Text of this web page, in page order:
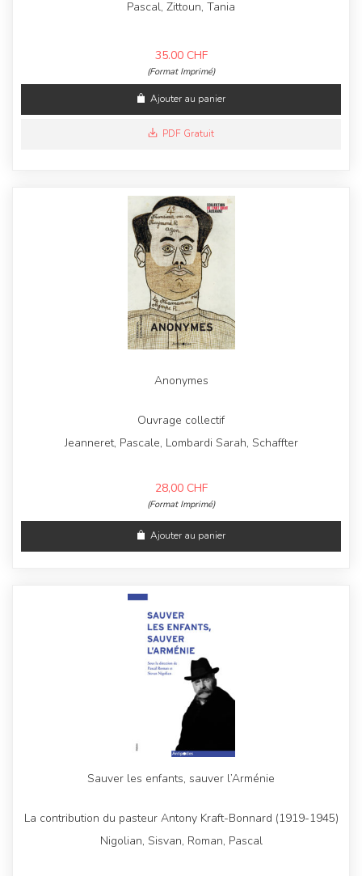
Pascal, Zittoun, Tania
35.00 CHF
(Format Imprimé)
Ajouter au panier
PDF Gratuit
Anonymes
Ouvrage collectif
Jeanneret, Pascale, Lombardi Sarah, Schaffter
28,00 CHF
(Format Imprimé)
Ajouter au panier
Sauver les enfants, sauver l’Arménie
La contribution du pasteur Antony Kraft-Bonnard (1919-1945)
Nigolian, Sisvan, Roman, Pascal